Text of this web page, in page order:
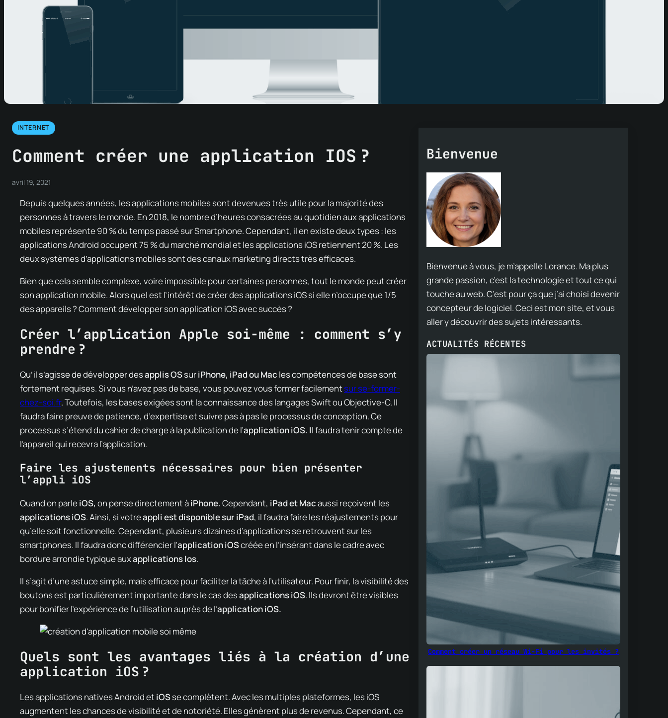
INTERNET
Comment créer une application IOS ?
avril 19, 2021
Depuis quelques années, les applications mobiles sont devenues très utile pourla majorité des
personnes à travers le monde. En 2018, le nombre d’heures consacrées au quotidien aux applications
mobiles représente 90 % du temps passé sur Smartphone. Cependant, il en existe deux types : les
applications Android occupent 75 % du marché mondial et les applications iOS retiennent 20 %. Les
deux systèmes d’applications mobiles sont des canaux marketing directs très efficaces.
Bien que cela semble complexe, voire impossible pour certaines personnes, tout le monde peut créer
son application mobile. Alors quel est l’intérêt de créer des applications iOS si elle n’occupe que 1/5
des appareils ? Comment développer son application iOS avec succès ?
Créer l’application Apple soi-même : comment s’y
prendre ?
Qu’il s’agisse de développer desapplis OSsuriPhone, iPad ou Mac les compétences de base sont
fortement requises. Si vous n’avez pas de base, vous pouvez vous former facilementsur se-former-
chez-soi.fr. Toutefois, les bases exigées sont la connaissance des langages Swift ou Objective-C. Il
faudra faire preuve de patience, d’expertise et suivre pas à pas le processus de conception. Ce
processus s’étend du cahier de charge à la publication de l’application iOS. Il faudra tenir compte de
l’appareil qui recevra l’application.
Faire les ajustements nécessaires pour bien présenter
l’appli iOS
Quand on parleiOS, on pense directement àiPhone.Cependant, iPad et Macaussi reçoivent les
applications iOS. Ainsi, si votreappli est disponible sur iPad, il faudra faire les réajustements pour
qu’elle soit fonctionnelle. Cependant, plusieurs dizaines d’applications se retrouvent sur les
smartphones. Il faudra donc différencier l’application iOScréée en l’insérant dans le cadre avec
bordure arrondie typique auxapplications Ios.
Il s’agit d’une astuce simple, mais efficace pour faciliter la tâche à l’utilisateur. Pour finir, la visibilité des
boutons est particulièrement importante dans le cas desapplications iOS. Ils devront être visibles
pour bonifier l’expérience de l’utilisation auprès de l’application iOS.
Quels sont les avantages liés à la création d’une
application iOS ?
Les applications natives Android etiOSse complètent. Avec les multiples plateformes, les iOS
augmentent les chances de visibilité et de notoriété. Elles génèrent plus de revenus. Cependant, ce
Bienvenue
Bienvenue à vous, je m’appelle Lorance. Ma plus
grande passion, c’est la technologie et tout ce qui
touche au web. C’est pour ça que j’ai choisi devenir
concepteur de logiciel. Ceci est mon site, et vous
aller y découvrir des sujets intéressants.
ACTUALITÉS RÉCENTES
Comment créer un réseau Wi-Fi pour les invités ?